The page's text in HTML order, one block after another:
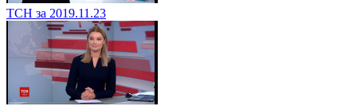
ТСН за 2019.11.23